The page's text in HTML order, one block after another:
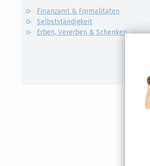
Finanzamt & Formalitäten
Selbstständigkeit
Erben, Vererben & Schenken